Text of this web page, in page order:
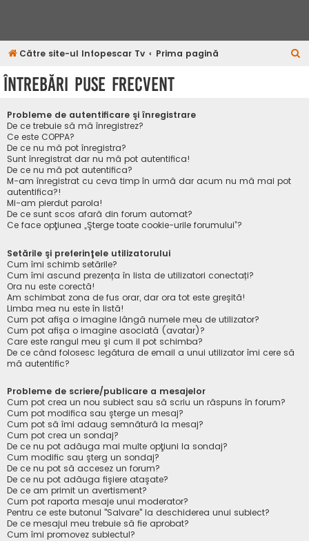
Către site-ul Infopescar Tv Prima pagină
Întrebări puse frecvent
Probleme de autentificare şi înregistrare
De ce trebuie să mă înregistrez?
Ce este COPPA?
De ce nu mă pot înregistra?
Sunt înregistrat dar nu mă pot autentifica!
De ce nu mă pot autentifica?
M-am înregistrat cu ceva timp în urmă dar acum nu mă mai pot
autentifica?!
Mi-am pierdut parola!
De ce sunt scos afară din forum automat?
Ce face opţiunea „Şterge toate cookie-urile forumului”?
Setările şi preferinţele utilizatorului
Cum îmi schimb setările?
Cum îmi ascund prezența în lista de utilizatori conectați?
Ora nu este corectă!
Am schimbat zona de fus orar, dar ora tot este greşită!
Limba mea nu este în listă!
Cum pot afişa o imagine lângă numele meu de utilizator?
Cum pot afișa o imagine asociată (avatar)?
Care este rangul meu şi cum il pot schimba?
De ce când folosesc legătura de email a unui utilizator îmi cere să
mă autentific?
Probleme de scriere/publicare a mesajelor
Cum pot crea un nou subiect sau să scriu un răspuns în forum?
Cum pot modifica sau şterge un mesaj?
Cum pot să îmi adaug semnătură la mesaj?
Cum pot crea un sondaj?
De ce nu pot adăuga mai multe opţiuni la sondaj?
Cum modific sau şterg un sondaj?
De ce nu pot să accesez un forum?
De ce nu pot adăuga fişiere ataşate?
De ce am primit un avertisment?
Cum pot raporta mesaje unui moderator?
Pentru ce este butonul "Salvare" la deschiderea unui subiect?
De ce mesajul meu trebuie să fie aprobat?
Cum îmi promovez subiectul?